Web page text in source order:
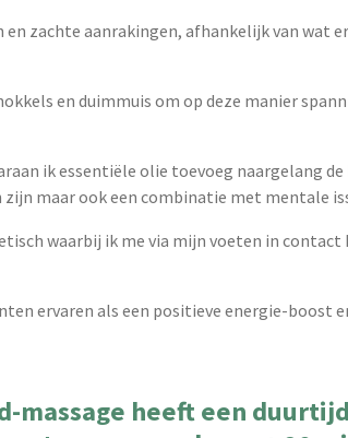
en zachte aanrakingen, afhankelijk van wat
en duimmuis om op deze manier
ik essentiële olie toevoeg naargelang de
maar ook een combinatie met mentale
waarbij ik me via mijn voeten in contact
ervaren als een positieve energie-boost
massage heeft een